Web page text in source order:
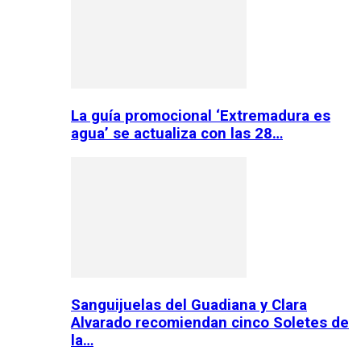
La guía promocional ‘Extremadura es
agua’ se actualiza con las 28…
Sanguijuelas del Guadiana y Clara
Alvarado recomiendan cinco Soletes de
la…